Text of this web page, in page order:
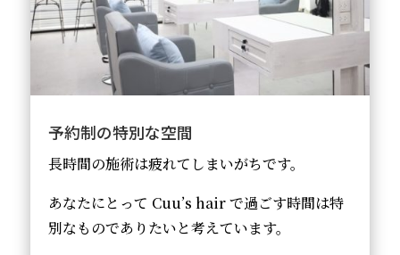
予約制の特別な空間
長時間の施術は疲れてしまいがちです。
あなたにとって Cuu’s hair で過ごす時間は特
別なものでありたいと考えています。